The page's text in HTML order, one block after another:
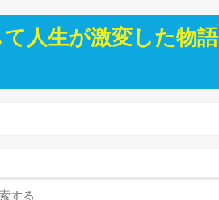
人生が激変した物語